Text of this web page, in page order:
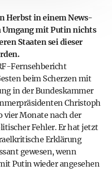
Herbst in einem News-
mit Putin nichts
Staaten sei dieser
Fernsehbericht
beim Scherzen mit
in der Bundeskammer
Christoph
vier Monate nach der
Fehler. Er hat jetzt
Erklärung
gewesen, wenn
Putin wieder angesehen